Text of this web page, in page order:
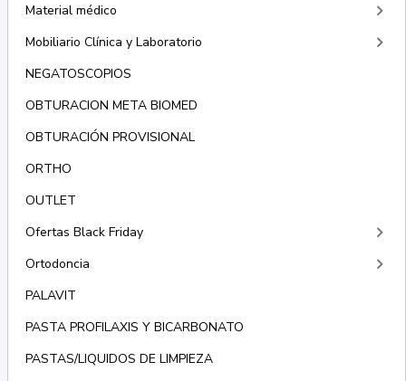
Material médico keyboard_arrow_right
Mobiliario Clínica y Laboratorio keyboard_arrow_right
NEGATOSCOPIOS
OBTURACION META BIOMED
OBTURACIÓN PROVISIONAL
ORTHO
OUTLET
Ofertas Black Friday
keyboard_arrow_right
Ortodoncia keyboard_arrow_right
PALAVIT
PASTA PROFILAXIS Y BICARBONATO
PASTAS/LIQUIDOS DE LIMPIEZA